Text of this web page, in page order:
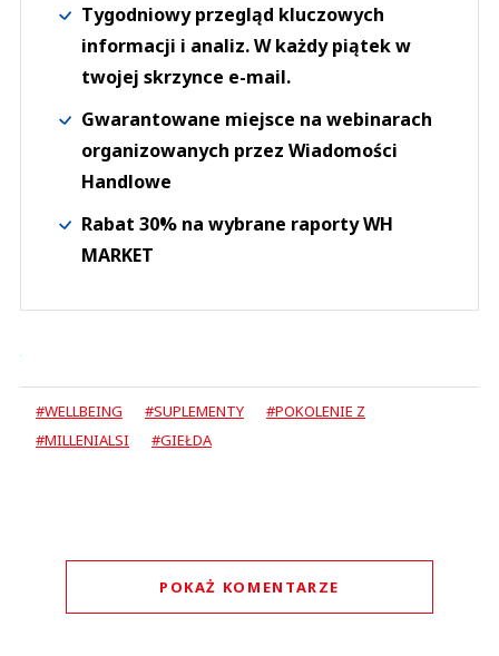
Tygodniowy przegląd kluczowych
informacji i analiz. W każdy piątek w
twojej skrzynce e-mail.
Gwarantowane miejsce na webinarach
organizowanych przez Wiadomości
Handlowe
Rabat 30% na wybrane raporty WH
MARKET
#WELLBEING #SUPLEMENTY
#POKOLENIE Z
#MILLENIALSI
#GIEŁDA
POKAŻ KOMENTARZE